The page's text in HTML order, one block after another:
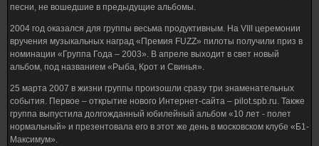
песни, не вошедшие в предыдущие альбомы.
2004 год оказался для группы весьма продуктивным. На VIII церемонии
вручения музыкальных наград «Премия FUZZ» пилоты получили приз в
номинации «Группа Года – 2003». В апреле выходит в свет новый
альбом, под названием «Рыба, Крот и Свинья».
25 марта 2007 в жизни группы произошли сразу три знаменательных
события. Первое – открытие нового Интернет-сайта – pilot.spb.ru. Также
группа выпустила долгожданный юбилейный альбом «10 лет - полет
нормальный» и презентовала его в этот же день в московском клубе «Б1-
Максимум».